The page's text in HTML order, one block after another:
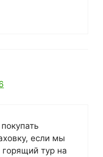
если мы
горящий тур на